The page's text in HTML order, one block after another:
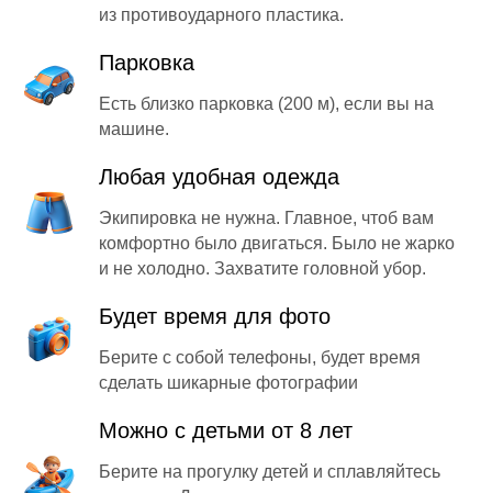
из противоударного пластика.
Парковка
Есть близко парковка (200 м), если вы на
машине.
Любая удобная одежда
Экипировка не нужна. Главное, чтоб вам
комфортно было двигаться. Было не жарко
и не холодно. Захватите головной убор.
Будет время для фото
Берите с собой телефоны, будет время
сделать шикарные фотографии
Можно с детьми от 8 лет
Берите на прогулку детей и сплавляйтесь